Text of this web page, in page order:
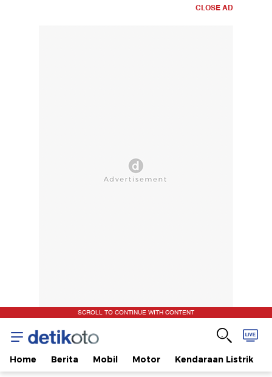
CLOSE AD
SCROLL TO CONTINUE WITH CONTENT
Home Berita Mobil Motor Kendaraan Listrik